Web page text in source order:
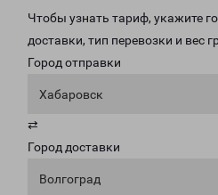
Чтобы узнать тариф, укажите
доставки, тип перевозки и вес
Город отправки
Хабаровск
⇄
Город доставки
Волгоград